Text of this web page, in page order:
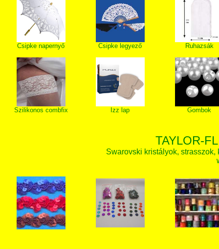
Csipke napernyő Csipke legyező Ruhazsák
Szilikonos combfix Izz lap Gombok
TAYLOR-
Swarovski kristályok,